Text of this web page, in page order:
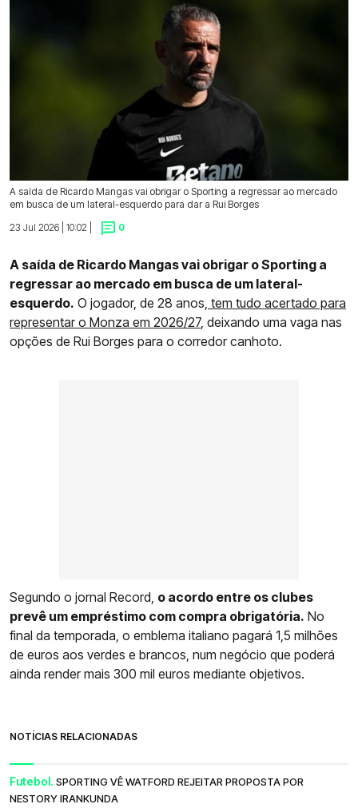
A saída de Ricardo Mangas vai obrigar o Sporting a regressar ao mercado
em busca de um lateral-esquerdo para dar a Rui Borges
23 Jul 2026 | 10:02 |
0
A saída de Ricardo Mangas vai obrigar o Sporting a
regressar ao mercado em busca de um lateral-
esquerdo. O jogador, de 28 anos, tem tudo acertado para
representar o Monza em 2026/27, deixando uma vaga nas
opções de Rui Borges para o corredor canhoto.
Segundo o jornal Record, o acordo entre os clubes
prevê um empréstimo com compra obrigatória. No
final da temporada, o emblema italiano pagará 1,5 milhões
de euros aos verdes e brancos, num negócio que poderá
ainda render mais 300 mil euros mediante objetivos.
NOTÍCIAS RELACIONADAS
Futebol. SPORTING VÊ WATFORD REJEITAR PROPOSTA POR
NESTORY IRANKUNDA